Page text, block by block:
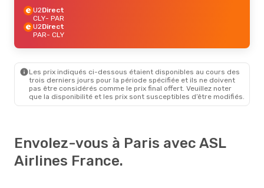
U2Direct
CLY- PAR
U2Direct
PAR- CLY
Les prix indiqués ci-dessous étaient disponibles au cours des
trois derniers jours pour la période spécifiée et ils ne doivent
pas être considérés comme le prix final offert. Veuillez noter
que la disponibilité et les prix sont susceptibles d’être modifiés.
Envolez-vous à Paris avec ASL
Airlines France.